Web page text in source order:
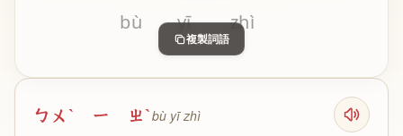
bù yī zhì
複製詞語
ㄅㄨˋ ㄧ ㄓˋbù yī zhì